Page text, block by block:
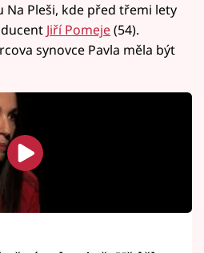
Na Pleši, kde před třemi lety
Jiří Pomeje(54).
synovce Pavla měla být